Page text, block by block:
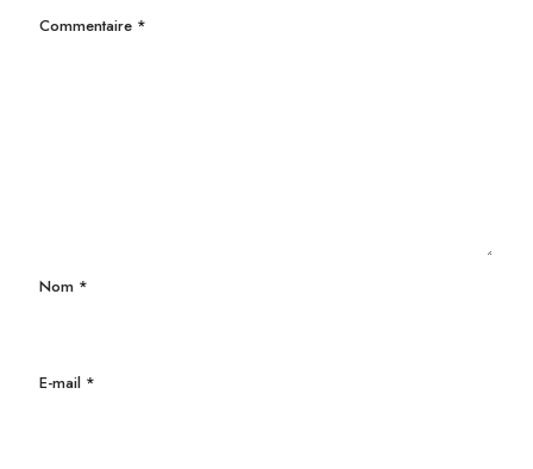
Commentaire *
Nom *
E-mail *